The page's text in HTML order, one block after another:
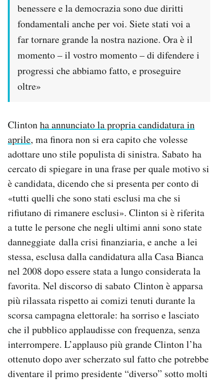
benessere e la democrazia sono due diritti
fondamentali anche per voi. Siete stati voi a
far tornare grande la nostra nazione. Ora è il
momento – il vostro momento – di difendere i
progressi che abbiamo fatto, e proseguire
oltre»
Clintonha annunciato la propria candidatura in
aprile, ma finora non si era capito che volesse
adottare uno stile populista di sinistra. Sabato ha
cercato di spiegare in una frase per quale motivo si
è candidata, dicendo che si presenta per conto di
«tutti quelli che sono stati esclusi ma che si
rifiutano di rimanere esclusi». Clinton si è riferita
a tutte le persone che negli ultimi anni sono state
danneggiate dalla crisi finanziaria, e anche a lei
stessa, esclusa dalla candidatura alla Casa Bianca
nel 2008 dopo essere stata a lungo considerata la
favorita. Nel discorso di sabato Clinton è apparsa
più rilassata rispetto ai comizi tenuti durante la
scorsa campagna elettorale: ha sorriso e lasciato
che il pubblico applaudisse con frequenza, senza
interrompere. L’applauso più grande Clinton l’ha
ottenuto dopo aver scherzato sul fatto che potrebbe
diventare il primo presidente “diverso” sotto molti